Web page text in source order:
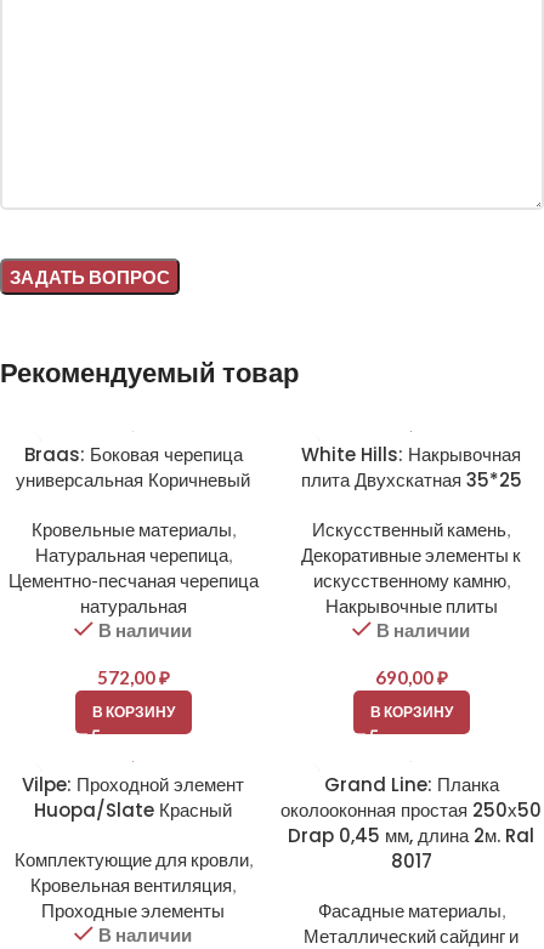
Рекомендуемый товар
Braas: Боковая черепица
универсальная Коричневый
Кровельные материалы,
Натуральная черепица,
Цементно-песчаная черепица
натуральная
В наличии
572,00₽
В КОРЗИНУ
White Hills: Накрывочная
плита Двухскатная 35*25
Искусственный камень,
Декоративные элементы к
искусственному камню,
Накрывочные плиты
В наличии
690,00₽
В КОРЗИНУ
Vilpe: Проходной элемент
Huopa/Slate Красный
Комплектующие для кровли,
Кровельная вентиляция,
Проходные элементы
В наличии
Grand Line: Планка
околооконная простая 250х50
Drap 0,45 мм, длина 2м. Ral
8017
Фасадные материалы,
Металлический сайдинг и